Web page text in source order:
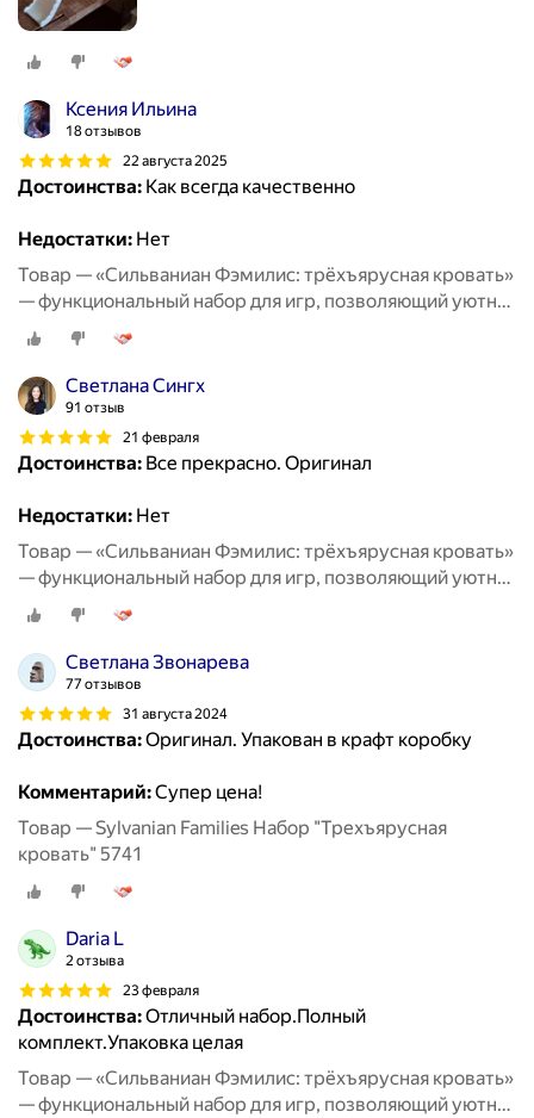
Ксения Ильина
18 отзывов
22 августа 2025
Достоинства: Как всегда качественно
Недостатки: Нет
Товар — «Сильваниан Фэмилис: трёхъярусная кровать»
— функциональный набор для игр, позволяющий уютно
разместить любимых персонажей и придумать
множество тёплых историй о совместном отдыхе и
дружеских посиделках
Светлана Сингх
91 отзыв
21 февраля
Достоинства: Все прекрасно. Оригинал
Недостатки: Нет
Товар — «Сильваниан Фэмилис: трёхъярусная кровать»
— функциональный набор для игр, позволяющий уютно
разместить любимых персонажей и придумать
множество тёплых историй о совместном отдыхе и
дружеских посиделках
Светлана Звонарева
77 отзывов
31 августа 2024
Достоинства:Оригинал. Упакован в крафт коробку
Комментарий:Супер цена!
Товар — Sylvanian Families Набор "Трехъярусная
кровать" 5741
Daria L
2 отзыва
23 февраля
Достоинства:Отличный набор.Полный
комплект.Упаковка целая
Товар — «Сильваниан Фэмилис: трёхъярусная кровать»
— функциональный набор для игр, позволяющий уютно